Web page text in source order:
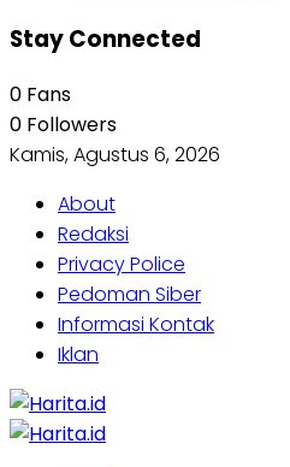
Stay Connected
0 Fans
0 Followers
Kamis, Agustus 6, 2026
About
Redaksi
Privacy Police
Pedoman Siber
Informasi Kontak
Iklan